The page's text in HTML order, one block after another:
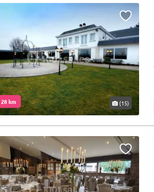
km (15)